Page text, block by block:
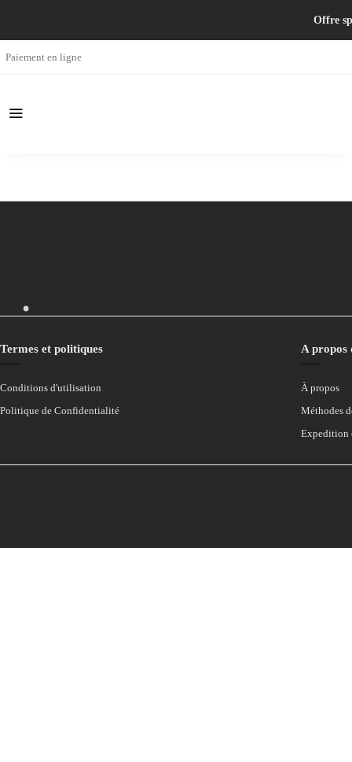
Offre
Paiement en ligne
Termes et politiques
Conditions d'utilisation
Politique de Confidentialité
A propos
À propos
Méthodes
Expedition